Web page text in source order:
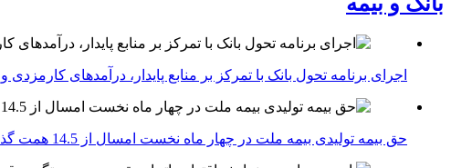
اجرای برنامه تحول بانک با تمرکز بر منابع پایدار، درآمدهای
حق بیمه تولیدی بیمه ملت در چهار ماه نخست امسال از 14.5 همت گذشت